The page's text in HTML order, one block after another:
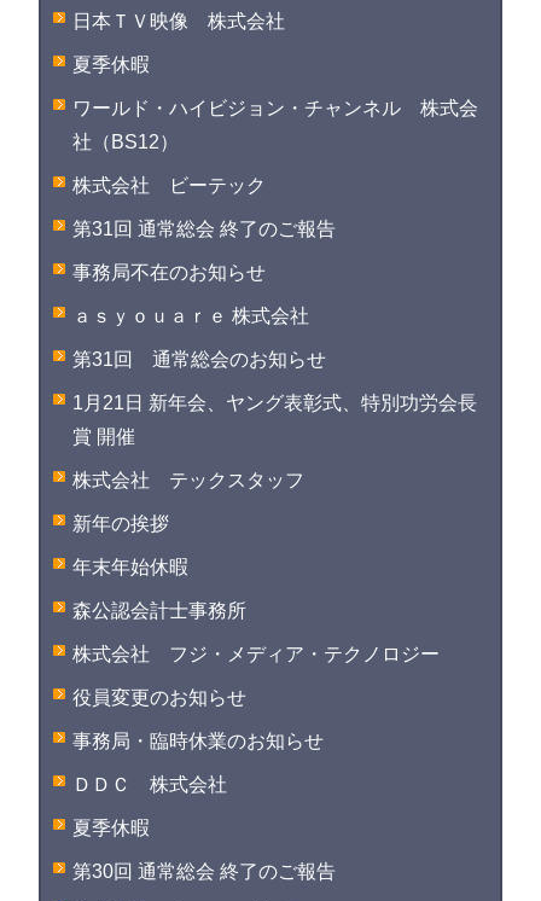
日本ＴＶ映像 株式会社
夏季休暇
ワールド・ハイビジョン・チャンネル 株式会
社（BS12）
株式会社 ビーテック
第31回 通常総会 終了のご報告
事務局不在のお知らせ
ａｓｙｏｕａｒｅ 株式会社
第31回 通常総会のお知らせ
1月21日 新年会、ヤング表彰式、特別功労会長
賞 開催
株式会社 テックスタッフ
新年の挨拶
年末年始休暇
森公認会計士事務所
株式会社 フジ・メディア・テクノロジー
役員変更のお知らせ
事務局・臨時休業のお知らせ
ＤＤＣ 株式会社
夏季休暇
第30回 通常総会 終了のご報告